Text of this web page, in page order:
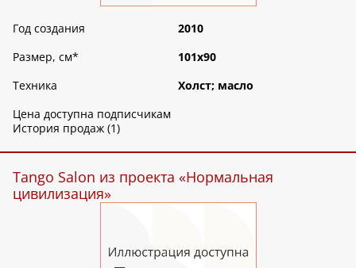
Год создания
2010
Размер, см*
101х90
Техника
Холст; масло
Цена доступна подписчикам
История продаж (1)
Tango Salon из проекта «Нормальная
цивилизация»